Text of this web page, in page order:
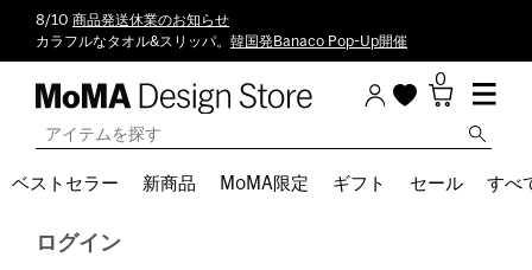
8/10 商品発送休業のお知らせ
カラフルなタオル&スリッパ。 韓国発Banaco Pop-Up開催
0
ベストセラー 新商品 MoMA限定 ギフト セール すべ
ログイン